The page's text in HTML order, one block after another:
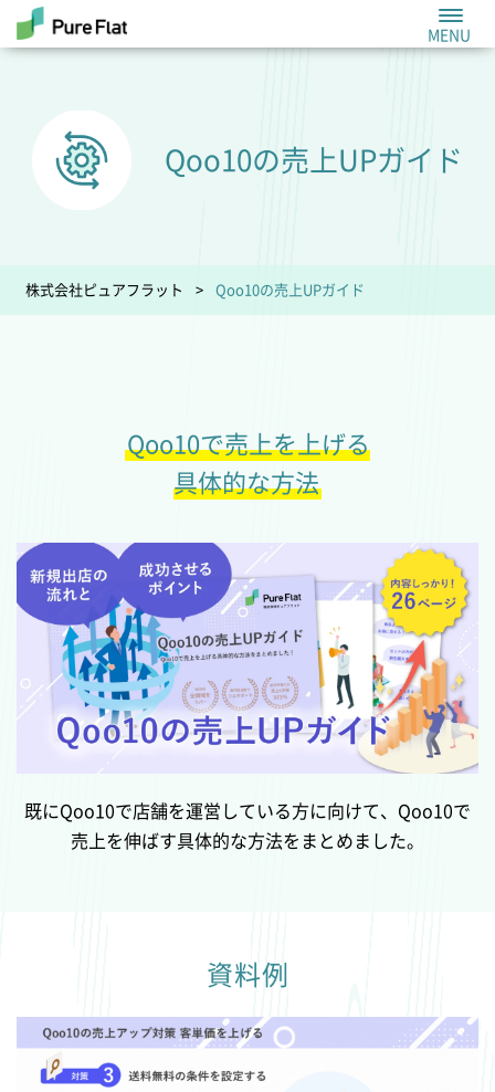
Qoo10の売上UPガイド
株式会社ピュアフラット Qoo10の売上UPガイド
Qoo10で売上を上げる
具体的な方法
既にQoo10で店舗を運営している方に向けて、Qoo10で
売上を伸ばす具体的な方法をまとめました。
資料例